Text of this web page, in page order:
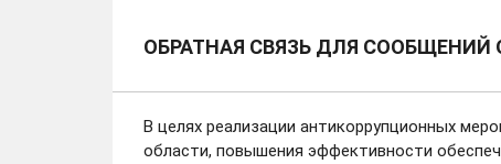
ОБРАТНАЯ СВЯЗЬ ДЛЯ СООБЩЕНИЙ
В целях реализации антикоррупционных
области, повышения эффективности